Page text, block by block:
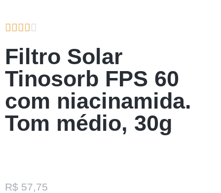

Filtro Solar
Tinosorb FPS 60
com niacinamida.
Tom médio, 30g
R$ 57,75